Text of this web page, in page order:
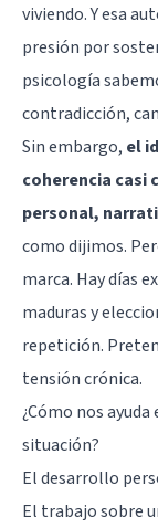
viviendo. Y esa
presión por
psicología
contradicción,
Sin embargo, el
coherencia casi
personal,
como dijimos.
marca. Hay días
maduras y
repetición.
tensión crónica.
¿Cómo nos
situación?
El desarrollo
El trabajo sobre